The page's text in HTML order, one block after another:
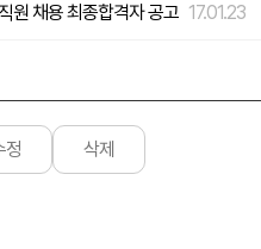
원 채용 최종합격자 공고 17.01.23
정 삭제